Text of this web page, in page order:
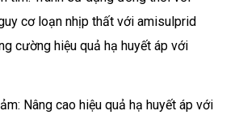
cơ loạn nhịp thất với amisulprid
cường hiệu quả hạ huyết áp với
Nâng cao hiệu quả hạ huyết áp với